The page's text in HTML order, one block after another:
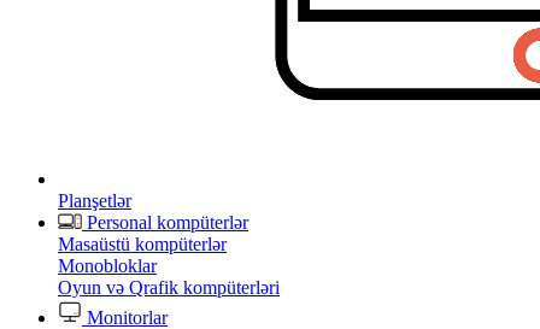
Planşetlər
Personal kompüterlər
Masaüstü kompüterlər
Monobloklar
Oyun və Qrafik kompüterləri
Monitorlar